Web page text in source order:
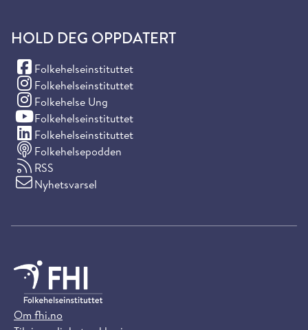
HOLD DEG OPPDATERT
Folkehelseinstituttet
(Facebook)
Folkehelseinstituttet
(Instagram)
Folkehelse Ung
(Instagram)
Folkehelseinstituttet
(YouTube)
Folkehelseinstituttet
(LinkedIn)
Folkehelsepodden
RSS
Nyhetsvarsel
Om fhi.no